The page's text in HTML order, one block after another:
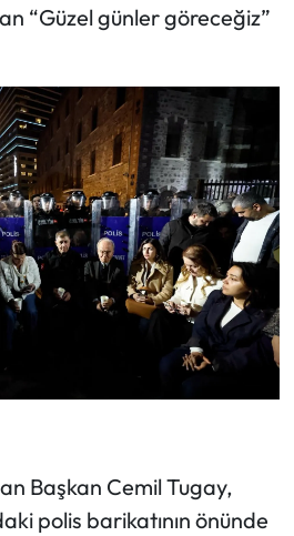
“Güzel günler göreceğiz”
Başkan Cemil Tugay,
polis barikatının önünde